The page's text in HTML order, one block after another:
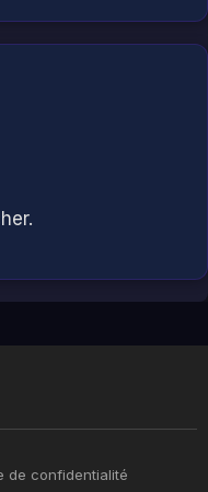
de confidentialité